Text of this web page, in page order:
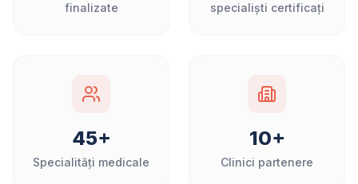
finalizate
specialiști certificați
45+
Specialități medicale
10+
Clinici partenere